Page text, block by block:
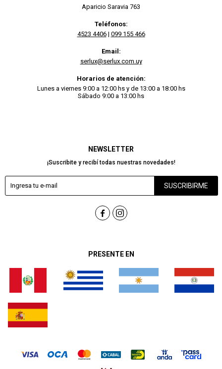
PRESENTE EN
NEWSLETTER
¡Suscribite y recibí todas nuestras novedades!
SUSCRIBIRME
 
Aparicio Saravia 763
Teléfonos:
4523 4406| 099 155 466
Email:
serlux@serlux.com.uy
Horarios de atención:
Lunes a viernes 9:00 a 12:00 hs y de 13:00 a 18:00 hs
Sábado 9:00 a 13:00 hs